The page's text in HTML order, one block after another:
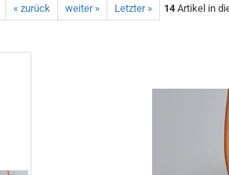
« zurück weiter » Letzter » 14 Artikel in